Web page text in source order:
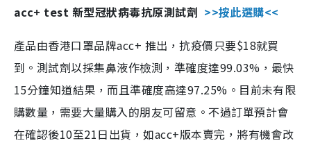
acc+ test 新型冠狀病毒抗原測試劑 >>按此選購<<
產品由香港口罩品牌acc+ 推出，抗疫價只要$18就買
到。測試劑以採集鼻液作檢測，準確度達99.03%，最快
15分鐘知道結果，而且準確度高達97.25%。目前未有限
購數量，需要大量購入的朋友可留意。不過訂單預計會
在確認後10至21日出貨，如acc+版本賣完，將有機會改